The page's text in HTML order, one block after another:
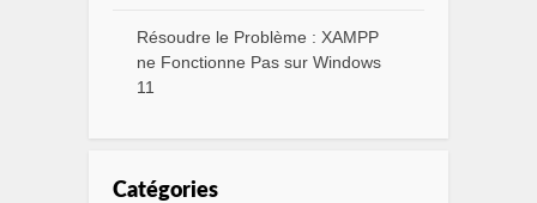
Résoudre le Problème : XAMPP
ne Fonctionne Pas sur Windows
11
Catégories